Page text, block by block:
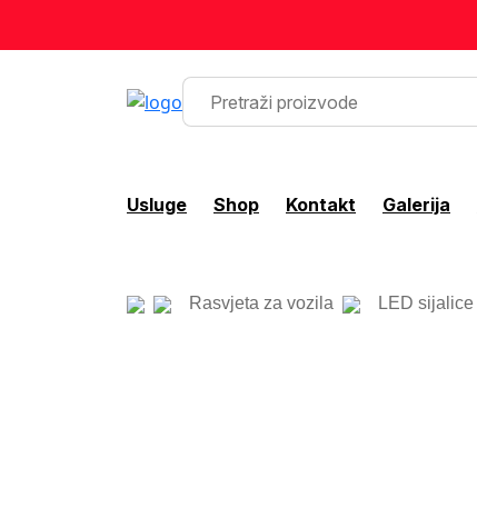
Usluge Shop Kontakt Galerija
Rasvjeta za vozila LED sijalice